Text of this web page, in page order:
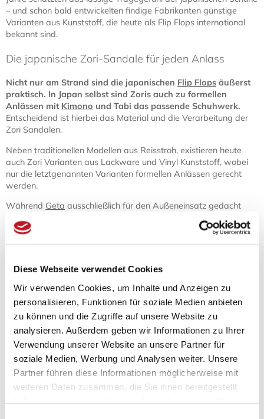
Diese Webseite verwendet Cookies
Wir verwenden Cookies, um Inhalte und Anzeigen zu
personalisieren, Funktionen für soziale Medien anbieten
zu können und die Zugriffe auf unsere Website zu
analysieren. Außerdem geben wir Informationen zu Ihrer
Verwendung unserer Website an unsere Partner für
soziale Medien, Werbung und Analysen weiter. Unsere
Partner führen diese Informationen möglicherweise mit
weiteren Daten zusammen, die Sie ihnen bereitgestellt
– und schon bald entwickelten findige Fabrikanten günstige
Varianten aus Kunststoff, die heute als Flip Flops international
bekannt sind.
Die japanische Zori-Sandale für jeden Anlass
Nicht nur am Strand sind die japanischen Flip Flops äußerst
praktisch. In Japan selbst sind Zoris auch zu formellen
Anlässen mit Kimono und Tabi das passende Schuhwerk.
Entscheidend ist hierbei das Material und die Verarbeitung der
Zori Sandalen.
Neben traditionellen Modellen aus Reisstroh, existieren heute
auch Zori Varianten aus Lackware und Vinyl Kunststoff, wobei
nur die letztgenannten Varianten formellen Anlässen gerecht
werden.
Während Geta ausschließlich für den Außeneinsatz gedacht
sind, lassen sich Zori (zumindest in Europa) ebenso gut als
Hausschuhe verwenden. Und für alle Freunde und
man stilvoller das Dojo betreten kann.
Zoris: Genial einfaches Schuhwerk
Zori besitzen ähnliche Bestandteile wie die japanischen Geta
Schuhe.
Neben der Variante mit einem X-förmigen Kreuzband
gibt es nämlich auch bei Zori die Variante, bei der der Fuß
durch Y-förmig zwischen den Zehen zusammenlaufende
Riemen auf der Sohle fixiert wird.Im Gegensatz zu den oft
sehr hohen Geta besitzen Zori jedoch eine flache Sohle. Auch
besitzt diese Sohle keine Absätze.
Für Männer und Frauen werden traditionell unterschiedliche